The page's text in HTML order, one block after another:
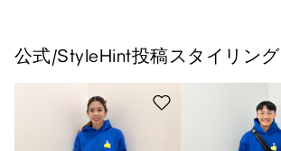
公式/StyleHint投稿スタイリング